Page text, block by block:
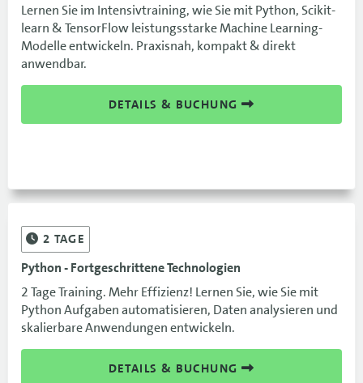
Lernen Sie im Intensivtraining, wie Sie mit Python, Scikit-
learn & TensorFlow leistungsstarke Machine Learning-
Modelle entwickeln. Praxisnah, kompakt & direkt
anwendbar.
DETAILS & BUCHUNG
2 TAGE
Python - Fortgeschrittene Technologien
2 Tage Training. Mehr Effizienz! Lernen Sie, wie Sie mit
Python Aufgaben automatisieren, Daten analysieren und
skalierbare Anwendungen entwickeln.
DETAILS & BUCHUNG